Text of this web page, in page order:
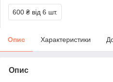
600 ₴ від 6 шт.
Опис Характеристики
Опис